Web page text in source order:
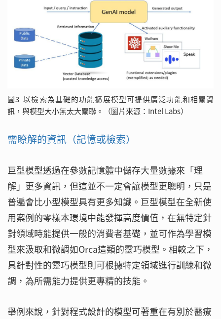
圖3 以檢索為基礎的功能擴展模型可提供廣泛功能和相關資
訊，與模型大小無太大關聯。（圖片來源：Intel Labs）
需瞭解的資訊（記憶或檢索）
巨型模型透過在參數記憶體中儲存大量數據來「理
解」更多資訊，但這並不一定會讓模型更聰明，只是
普遍會比小型模型具有更多知識。巨型模型在全新使
用案例的零樣本環境中能發揮高度價值，在無特定針
對領域時能提供一般的消費者基礎，並可作為學習模
型來汲取和微調如Orca這類的靈巧模型。相較之下，
具針對性的靈巧模型則可根據特定領域進行訓練和微
調，為所需能力提供更專精的技能。
舉例來說，針對程式設計的模型可著重在有別於醫療